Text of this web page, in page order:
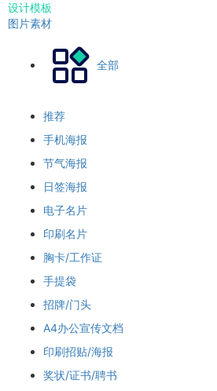
设计模板
图片素材
全部
推荐
手机海报
节气海报
日签海报
电子名片
印刷名片
胸卡/工作证
手提袋
招牌/门头
A4办公宣传文档
印刷招贴/海报
奖状/证书/聘书